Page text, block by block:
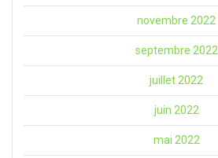
novembre 2022
septembre 2022
juillet 2022
juin 2022
mai 2022